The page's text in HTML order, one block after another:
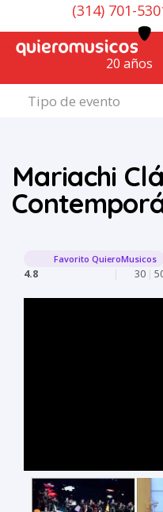
(314) 701-
20 años
Tipo de evento
Mariachi
Favorito QuieroMusicos
4.8 | 30 |